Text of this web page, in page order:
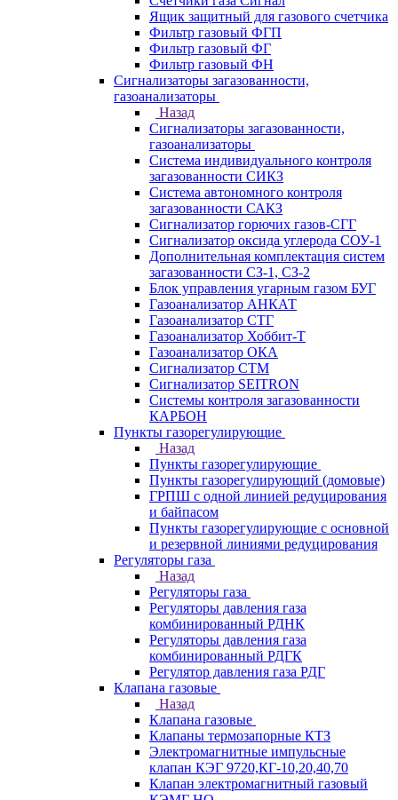
Ящик защитный для газового счетчика
Фильтр газовый ФГП
Фильтр газовый ФГ
Фильтр газовый ФН
Сигнализаторы загазованности,
газоанализаторы
Назад
Сигнализаторы загазованности,
газоанализаторы
Система индивидуального контроля
загазованности СИКЗ
Система автономного контроля
загазованности САКЗ
Сигнализатор горючих газов-СГГ
Сигнализатор оксида углерода СОУ-1
Дополнительная комплектация систем
загазованности СЗ-1, СЗ-2
Блок управления угарным газом БУГ
Газоанализатор АНКАТ
Газоанализатор СТГ
Газоанализатор Хоббит-Т
Газоанализатор ОКА
Сигнализатор СТМ
Сигнализатор SEITRON
Системы контроля загазованности
КАРБОН
Пункты газорегулирующие
Назад
Пункты газорегулирующие
Пункты газорегулирующий (домовые)
ГРПШ с одной линией редуцирования
и байпасом
Пункты газорегулирующие с основной
и резервной линиями редуцирования
Регуляторы газа
Назад
Регуляторы газа
Регуляторы давления газа
комбинированный РДНК
Регуляторы давления газа
комбинированный РДГК
Регулятор давления газа РДГ
Клапана газовые
Назад
Клапана газовые
Клапаны термозапорные КТЗ
Электромагнитные импульсные
клапан КЭГ 9720,КГ-10,20,40,70
Клапан электромагнитный газовый